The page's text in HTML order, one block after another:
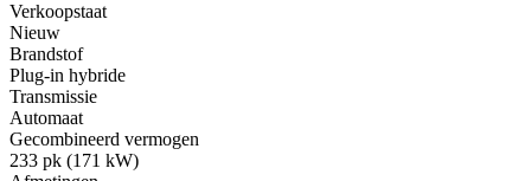
Verkoopstaat
Nieuw
Brandstof
Plug-in hybride
Transmissie
Automaat
Gecombineerd vermogen
233 pk (171 kW)